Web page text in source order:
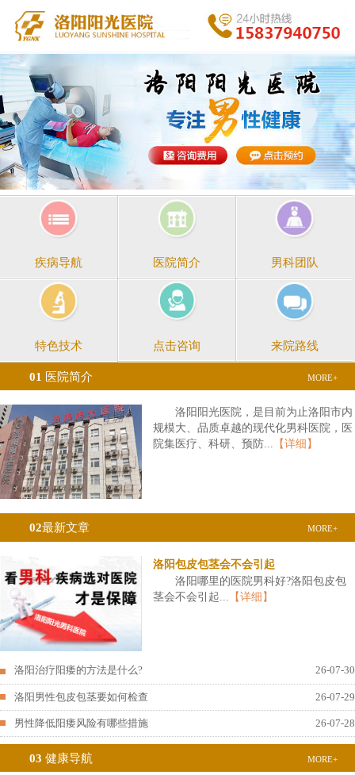
疾病导航 医院简介 男科团队
特色技术 点击咨询 来院路线
01 医院简介 MORE+
洛阳阳光医院，是目前为止洛阳市内
规模大、品质卓越的现代化男科医院，医
院集医疗、科研、预防...
【详细】
02最新文章 MORE+
洛阳包皮包茎会不会引起
洛阳哪里的医院男科好?洛阳包皮包
茎会不会引起...
【详细】
洛阳治疗阳痿的方法是什么? 26-07-30
洛阳男性包皮包茎要如何检查 26-07-29
男性降低阳痿风险有哪些措施 26-07-28
03 健康导航 MORE+